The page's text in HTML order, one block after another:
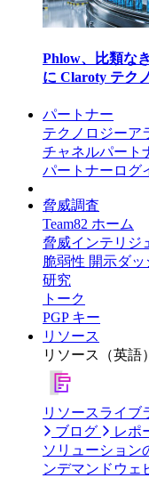
Phlow、比類な
に Claroty テク
パートナー
テクノロジーア
チャネルパート
パートナーログ
脅威調査
Team82 ホーム
脅威インテリジ
脆弱性 開示ダッ
研究
トーク
PGP キー
リソース
リソース（英語）
リソースライブ
ブログ
レポ
ソリューション
ンデマンドウェ